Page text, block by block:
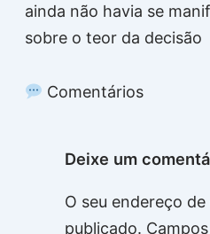
ainda não havia se
sobre o teor da decisão
Comentários
Deixe um
O seu endereço
publicado.